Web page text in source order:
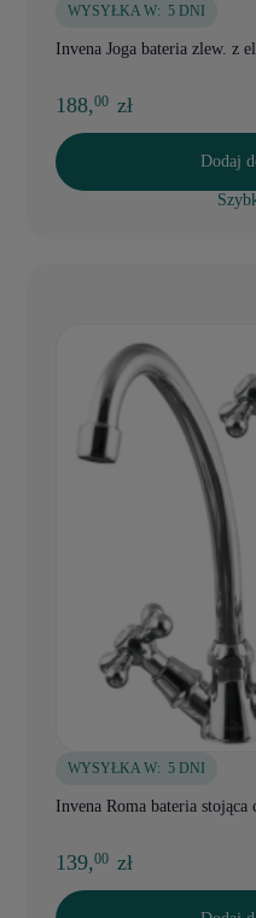
WYSYŁKA W: 5 DNI
Invena Joga bateria zlew. z
188,00 zł
Dodaj
WYSYŁKA W: 5 DNI
Invena Roma bateria stojąca
139,00 zł